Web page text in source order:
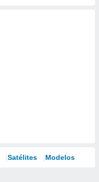
Satélites Modelos